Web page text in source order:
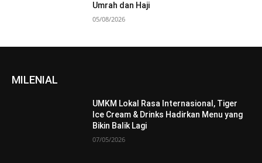
Umrah dan Haji
05/08/2026
MILENIAL
UMKM Lokal Rasa Internasional, Tiger
Ice Cream & Drinks Hadirkan Menu yang
Bikin Balik Lagi
07/05/2026